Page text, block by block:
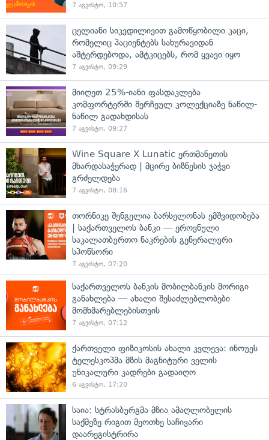
7 აგვისტო, 10:57
ცელიანი სიკვდილივით გამოწყობილი კაცი,
რომელიც პაციენტებს სახურავიდან
აშტერდებოდა, ამტკიცებს, რომ ყვავი იყო
7 აგვისტო, 09:29
მიიღეთ 25%-იანი ფასდაკლება
კომფორტერში შერჩეულ კოლექციაზე ნაწილ-
ნაწილ გადახდისას
7 აგვისტო, 09:27
Wine Square X Lunatic ერთმანეთის
მხარდასაჭერად | მცირე ბიზნესის ჯაჭვი
გრძელდება
7 აგვისტო, 08:16
თორნიკე შენგელია ბარსელონას ემშვიდობება
| საქართველოს ბანკი — ეროვნული
საკალათბურთო ნაკრების გენერალური
სპონსორი
7 აგვისტო, 07:20
საქართველოს ბანკის მობილბანკის მორიგი
განახლება — ახალი შესაძლებლობები
მომხმარებლებისთვის
7 აგვისტო, 07:12
ქართველი ფიზიკოსის ახალი კვლევა: ინოუეს
ტელესკოპმა მზის მაგნიტური ველის
უნიკალური კადრები გადაიღო
6 აგვისტო, 17:20
საია: სტრასბურგმა მზია ამაღლობელის
საქმეზე რიგით მეოთხე საჩივარი
დაარეგისტრირა